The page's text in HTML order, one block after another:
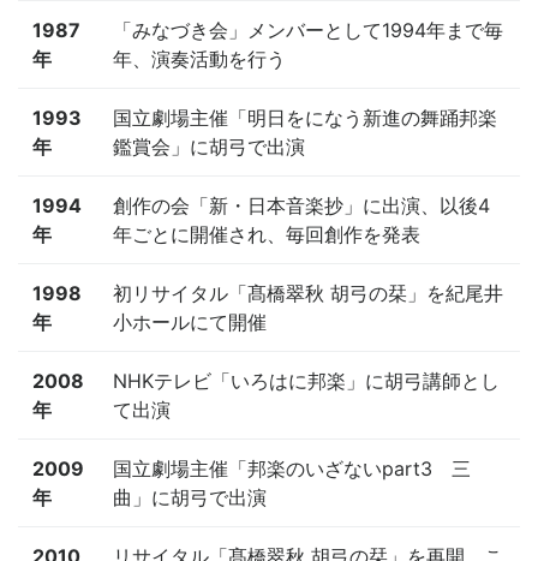
1987
年
「みなづき会」メンバーとして1994年まで毎
年、演奏活動を行う
1993
年
国立劇場主催「明日をになう新進の舞踊邦楽
鑑賞会」に胡弓で出演
1994
年
創作の会「新・日本音楽抄」に出演、以後4
年ごとに開催され、毎回創作を発表
1998
年
初リサイタル「髙橋翠秋 胡弓の栞」を紀尾井
小ホールにて開催
2008
年
NHKテレビ「いろはに邦楽」に胡弓講師とし
て出演
2009
年
国立劇場主催「邦楽のいざないpart3 三
曲」に胡弓で出演
2010 リサイタル「髙橋翠秋 胡弓の栞」を再開。こ